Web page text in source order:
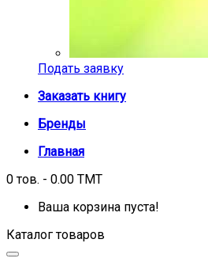
Подать заявку
Заказать книгу
Бренды
Главная
0 тов. - 0.00 TMT
Ваша корзина пуста!
Каталог товаров